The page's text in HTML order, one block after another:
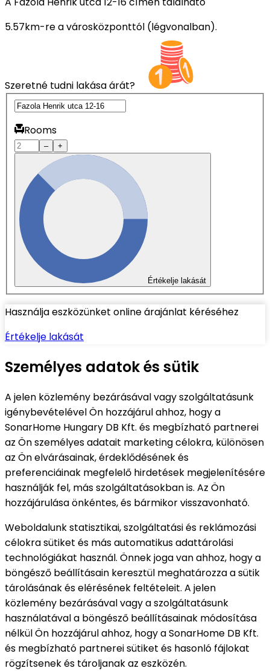
5.57km-re a városközponttól (légvonalban).
Szeretné tudni lakása árát?
Rooms
– +
Értékelje lakását
Használja eszközünket online árajánlat kéréséhez
Értékelje lakását
Személyes adatok és sütik
A jelen közlemény bezárásával vagy szolgáltatásunk
igénybevételével Ön hozzájárul ahhoz, hogy a
SonarHome Hungary DB Kft. és megbízható partnerei
az Ön személyes adatait marketing célokra, különösen
az Ön elvárásainak, érdeklődésének és
preferenciáinak megfelelő hirdetések megjelenítésére
használják fel, más szolgáltatásokban is. Az Ön
hozzájárulása önkéntes, és bármikor visszavonható.
Weboldalunk statisztikai, szolgáltatási és reklámozási
célokra sütiket és más automatikus adattárolási
technológiákat használ. Önnek joga van ahhoz, hogy a
böngésző beállításain keresztül meghatározza a sütik
tárolásának és elérésének feltételeit. A jelen
közlemény bezárásával vagy a szolgáltatásunk
használatával a böngésző beállításainak módosítása
nélkül Ön hozzájárul ahhoz, hogy a SonarHome DB Kft.
és megbízható partnerei sütiket és hasonló fájlokat
rögzítsenek és tároljanak az eszközén.